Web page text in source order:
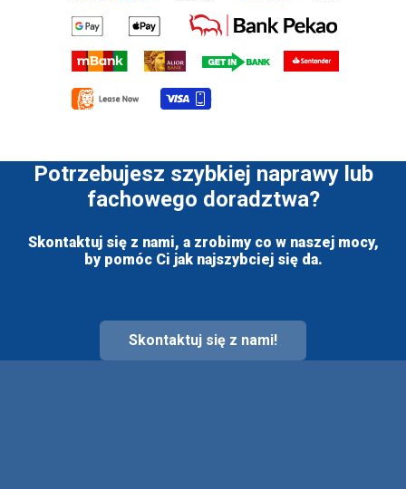
Potrzebujesz szybkiej naprawy lub
fachowego doradztwa?
Skontaktuj się z nami, a zrobimy co w naszej mocy,
by pomóc Ci jak najszybciej się da.
Skontaktuj się z nami!